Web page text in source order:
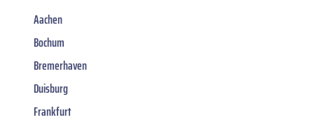
Aachen
Bochum
Bremerhaven
Duisburg
Frankfurt